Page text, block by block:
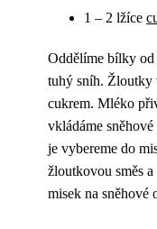
1 – 2 lžíce
Oddělíme bílky
tuhý sníh. Žloutky
cukrem. Mléko
vkládáme
je vybereme do
žloutkovou směs
misek na sněhové